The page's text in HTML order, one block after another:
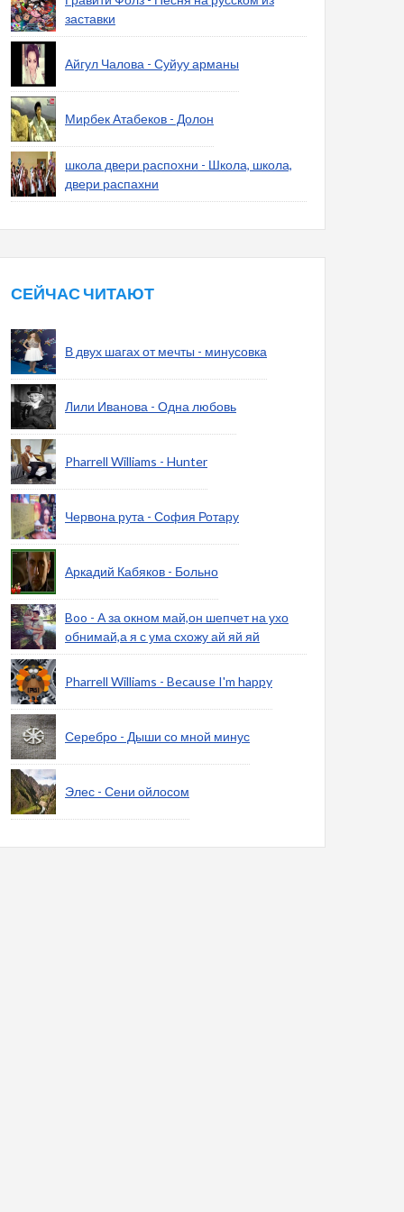
заставки
Айгул Чалова - Суйуу арманы
Мирбек Атабеков - Долон
школа двери распохни - Школа, школа,
двери распахни
СЕЙЧАС ЧИТАЮТ
В двух шагах от мечты - минусовка
Лили Иванова - Одна любовь
Pharrell Williams - Hunter
Червона рута - София Ротару
Аркадий Кабяков - Больно
Boo - А за окном май,он шепчет на ухо
обнимай,а я с ума схожу ай яй яй
Pharrell Williams - Because I'm happy
Серебро - Дыши со мной минус
Элес - Сени ойлосом